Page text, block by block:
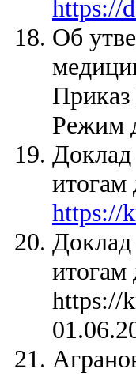
https://
Об
Режим
Доклад
итогам
https://
Доклад
итогам
https://